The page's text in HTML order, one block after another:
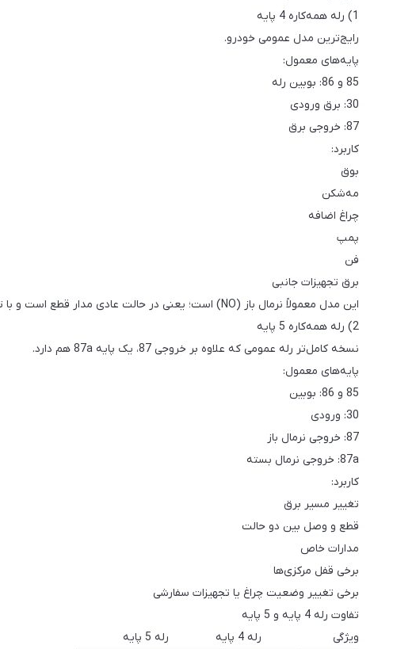
1) رله همه‌کاره 4 پایه
رایج‌ترین مدل عمومی خودرو.
پایه‌های معمول:
85 و 86: بوبین رله
30: برق ورودی
87: خروجی برق
کاربرد:
بوق
مه‌شکن
چراغ اضافه
پمپ
فن
برق تجهیزات جانبی
این مدل معمولاً نرمال باز (NO) است؛ یعنی در حالت عادی مدار قطع است و با تحریک رله، وصل می‌شود.
2) رله همه‌کاره 5 پایه
نسخه کامل‌تر رله عمومی که علاوه بر خروجی 87، یک پایه 87a هم دارد.
پایه‌های معمول:
85 و 86: بوبین
30: ورودی
87: خروجی نرمال باز
87a: خروجی نرمال بسته
کاربرد:
تغییر مسیر برق
قطع و وصل بین دو حالت
مدارات خاص
برخی قفل مرکزی‌ها
برخی تغییر وضعیت چراغ یا تجهیزات سفارشی
تفاوت رله 4 پایه و 5 پایه
ویژگی رله 4 پایه رله 5 پایه